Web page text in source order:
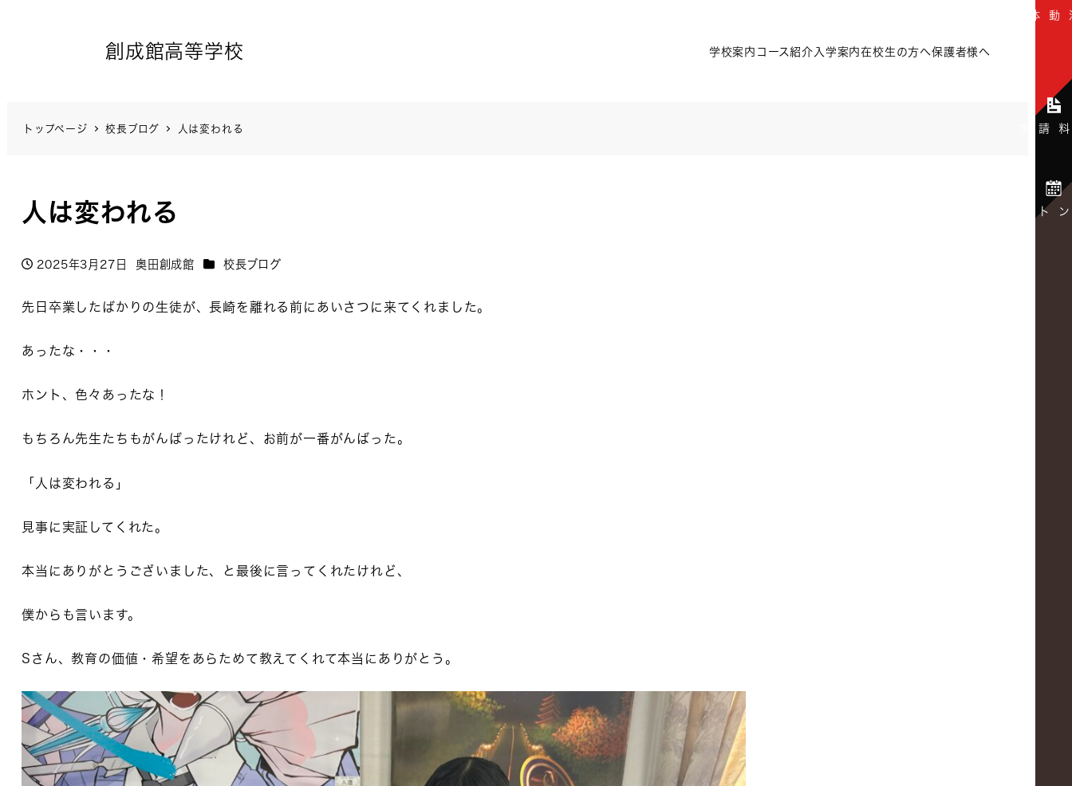
創成館高等学校 学校案内 コース紹介 入学案内在校生の方へ保護者様へ
トップページ 校長ブログ 人は変われる
人は変われる
投稿日
2025年3月27日
著
奥田創成館 カテゴリー
校長ブログ
先日卒業したばかりの生徒が、長崎を離れる前にあいさつに来てくれました。
あったな・・・
ホント、色々あったな！
もちろん先生たちもがんばったけれど、お前が一番がんばった。
「人は変われる」
見事に実証してくれた。
本当にありがとうございました、と最後に言ってくれたけれど、
僕からも言います。
Sさん、教育の価値・希望をあらためて教えてくれて本当にありがとう。